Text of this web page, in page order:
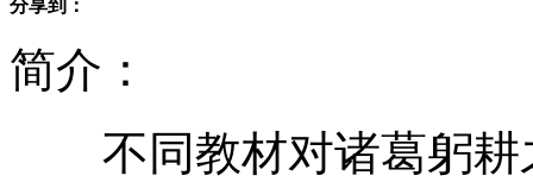
女星婚讯连连 “野蛮女友”集体出嫁
分享到：
简介：
不同教材对诸葛躬耕